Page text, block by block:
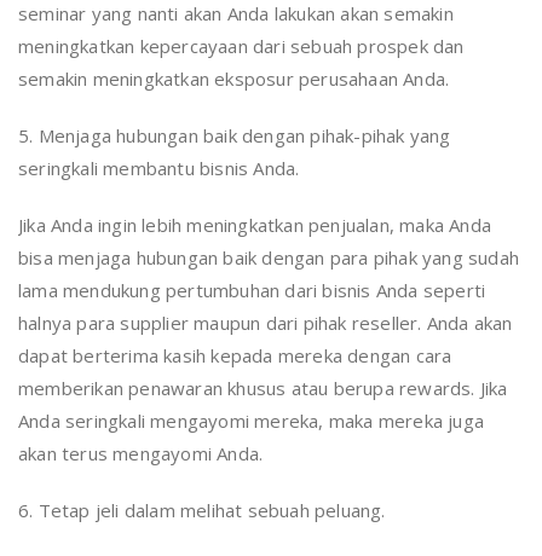
seminar yang nanti akan Anda lakukan akan semakin
meningkatkan kepercayaan dari sebuah prospek dan
semakin meningkatkan eksposur perusahaan Anda.
5. Menjaga hubungan baik dengan pihak-pihak yang
seringkali membantu bisnis Anda.
Jika Anda ingin lebih meningkatkan penjualan, maka Anda
bisa menjaga hubungan baik dengan para pihak yang sudah
lama mendukung pertumbuhan dari bisnis Anda seperti
halnya para supplier maupun dari pihak reseller. Anda akan
dapat berterima kasih kepada mereka dengan cara
memberikan penawaran khusus atau berupa rewards. Jika
Anda seringkali mengayomi mereka, maka mereka juga
akan terus mengayomi Anda.
6. Tetap jeli dalam melihat sebuah peluang.